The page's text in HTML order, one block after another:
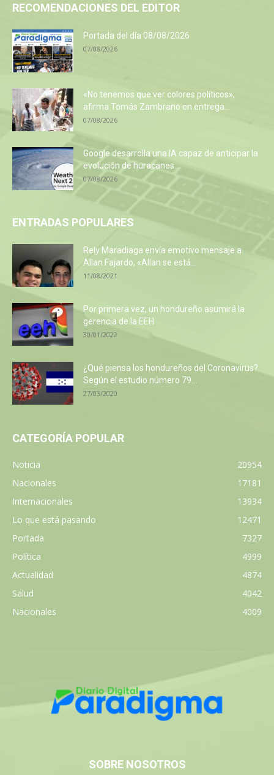
RECOMENDACIONES DEL EDITOR
Portada del día 08/08/2026
07/08/2026
«No tenemos que ver colores políticos»,
afirma Tomás Zambrano en entrega...
07/08/2026
Google desarrolla una IA capaz de anticipar la
evolución de huracanes...
07/08/2026
ENTRADAS POPULARES
Rely Maradiaga envía emotivo mensaje a
Allan Fajardo, «Allan se está...
11/08/2021
Por primera vez, un hondureño asumirá la
gerencia de la EEH
30/01/2022
¿Qué piensa los hondureños del Coronavirus?
Según el estudio número 79...
27/03/2020
CATEGORÍA POPULAR
Noticia
20954
Nacionales
17181
Internacionales
13934
Lo que está pasando
12471
Portada
7327
Política
4999
Actualidad
4874
Salud
4042
Nacionales
4009
SOBRE NOSOTROS